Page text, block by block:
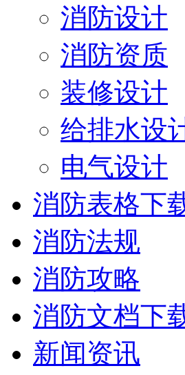
消防设计
消防资质
装修设计
给排水设
电气设计
消防表格下
消防法规
消防攻略
消防文档下
新闻资讯